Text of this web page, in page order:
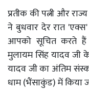
प्रतीक की पत्नी और
ने बुधवार देर रात
आपको सूचित करते हैं
मुलायम सिंह यादव जी के
यादव जी का अंतिम
धाम (भैंसाकुंड) में किया